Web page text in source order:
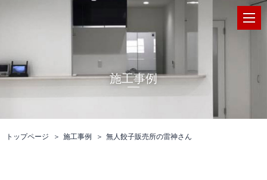
施工事例
トップページ 施工事例 無人餃子販売所の雷神さん